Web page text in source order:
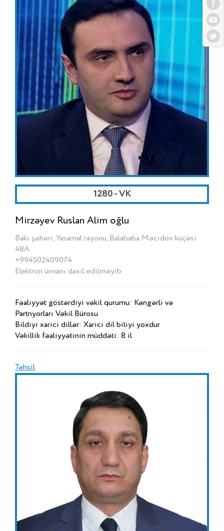
1280 - VK
Mirzəyev Ruslan Alim oğlu
Bakı şəhəri, Yasamal rayonu, Balababa Məcidov küçəsi
48A
+994502409074
Elektron ünvanı daxil edilməyib
Fəaliyyət göstərdiyi vəkil qurumu: Kəngərli və
Partnyorları Vəkil Bürosu
Bildiyi xarici dillər: Xarici dil biliyi yoxdur
Vəkillik fəaliyyətinin müddəti: 8 il
Təhsil